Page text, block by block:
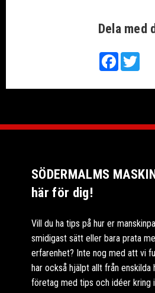
Dela med
Facebook
SÖDERMALMS
här för dig!
Vill du ha tips på hur er
smidigast sätt eller bara prata
erfarenhet? Inte nog med att vi
har också hjälpt allt från
företag med tips och idéer kring